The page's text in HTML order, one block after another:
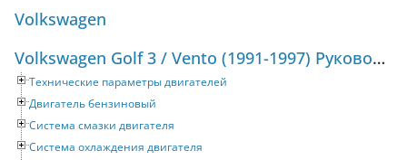
Volkswagen
Volkswagen Golf 3 / Vento (1991-1997) Руководство по ремонту и техническому обслуживанию
Технические параметры двигателей
Двигатель бензиновый
Система смазки двигателя
Система охлаждения двигателя